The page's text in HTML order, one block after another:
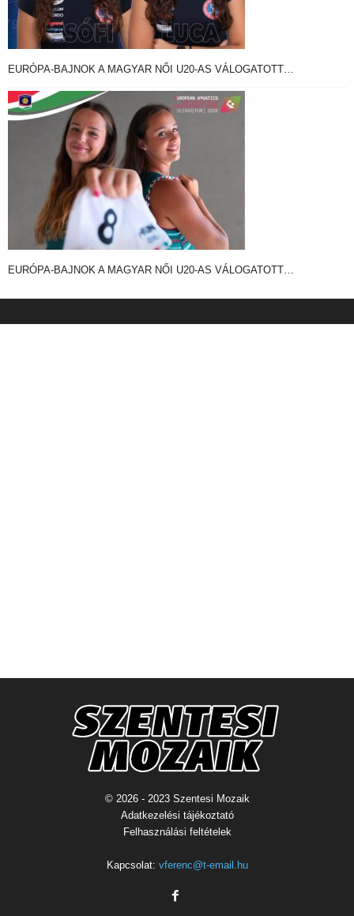
EURÓPA-BAJNOK A MAGYAR NŐI U20-AS VÁLOGATOTT…
EURÓPA-BAJNOK A MAGYAR NŐI U20-AS VÁLOGATOTT…
© 2026 - 2023 Szentesi Mozaik
Adatkezelési tájékoztató
Felhasználási feltételek
Kapcsolat: vferenc@t-email.hu